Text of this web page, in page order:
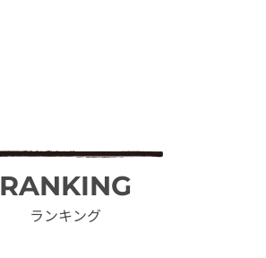
RANKING
ランキング